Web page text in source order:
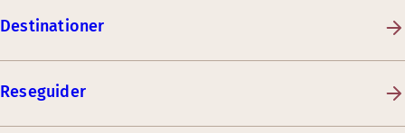
Destinationer
Reseguider